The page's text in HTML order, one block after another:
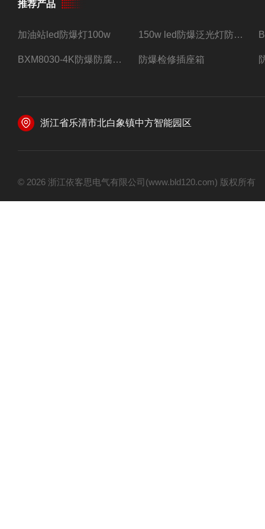
推荐产品
加油站led防爆灯100w 150w led防爆泛光灯防水防尘防爆三防灯
BXM8030-4K防爆防腐照明配电箱四路带总开关 防爆检修插座箱
浙江省乐清市北白象镇中方智能园区
© 2026 浙江依客思电气有限公司(www.bld120.com) 版权所有